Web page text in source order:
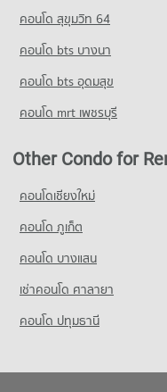
Condo Ramkhamhaeng
Condo for Rent near
49 properties for rent
16 properties for sale
Condo Ramkhamhaeng
Condo for Rent near
0 properties for rent
Condo for Sale near
1 properties for sale
Condo Ramkhamhaeng
คอนโด สุขุมวิท 64
คอนโด bts บางนา
คอนโด bts อุดมสุข
คอนโด mrt เพชรบุรี
Other Condo for
คอนโดเชียงใหม่
คอนโด ภูเก็ต
คอนโด บางแสน
เช่าคอนโด ศาลายา
คอนโด ปทุมธานี